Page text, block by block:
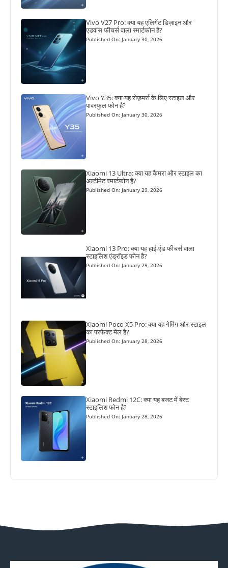
Vivo V27 Pro: क्या यह एलिगेंट डिज़ाइन और
एडवांस फीचर्स वाला स्मार्टफोन है?
Published On: January 30, 2026
Vivo Y35: क्या यह रोज़मर्रा के लिए स्टाइल और
पावरफुल फोन है?
Published On: January 30, 2026
Xiaomi 13 Ultra: क्या यह कैमरा और स्टाइल का
अल्टीमेट स्मार्टफोन है?
Published On: January 29, 2026
Xiaomi 13 Pro: क्या यह हाई-एंड फीचर्स वाला
स्टाइलिश एंड्रॉइड फोन है?
Published On: January 29, 2026
Xiaomi Poco X5 Pro: क्या यह गेमिंग और स्टाइल
का परफेक्ट मेल है?
Published On: January 28, 2026
Xiaomi Redmi 12C: क्या यह बजट में बेस्ट
स्टाइलिश फोन है?
Published On: January 28, 2026